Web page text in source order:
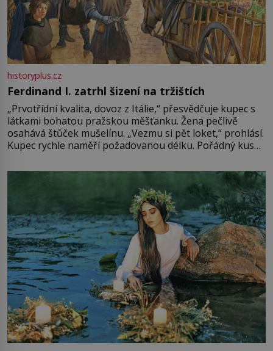
historyplus.cz
Ferdinand I. zatrhl šizení na tržištích
„Prvotřídní kvalita, dovoz z Itálie,“ přesvědčuje kupec s
látkami bohatou pražskou měšťanku. Žena pečlivě
osahává štůček mušelínu. „Vezmu si pět loket,“ prohlásí.
Kupec rychle naměří požadovanou délku. Pořádný kus
milostpaní. Stačí jenom na sukni,“ zhodnotí švadlena
množství růžového mušelínu. „Ošidili vás, podívejte.“